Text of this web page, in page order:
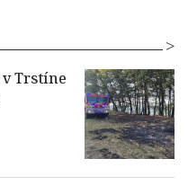
Trstíne